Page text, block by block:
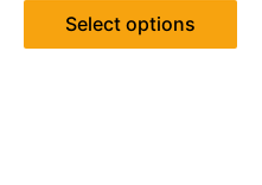
Select options